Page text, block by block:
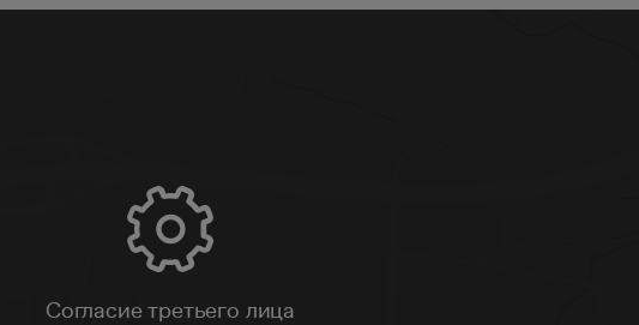
Согласие третьего лица